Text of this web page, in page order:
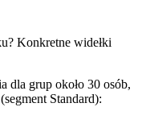
Konkretne widełki
dla grup około 30 osób,
Standard):